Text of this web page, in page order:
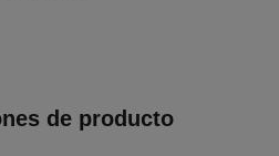
de producto